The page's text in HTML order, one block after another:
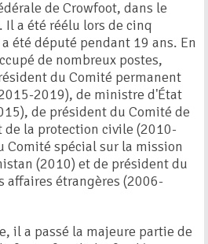
de Crowfoot, dans le
a été réélu lors de cinq
été député pendant 19 ans. En
de nombreux postes,
du Comité permanent
2019), de ministre d'État
de président du Comité de
la protection civile (2010-
Comité spécial sur la mission
(2010) et de président du
affaires étrangères (2006-
il a passé la majeure partie de